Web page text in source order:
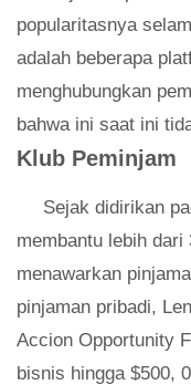
popularitasnya
adalah beberapa
menghubungkan
bahwa ini saat ini
Klub Peminjam
Sejak didirikan
membantu lebih
menawarkan
pinjaman pribadi,
Accion Opportunity
bisnis hingga $500,